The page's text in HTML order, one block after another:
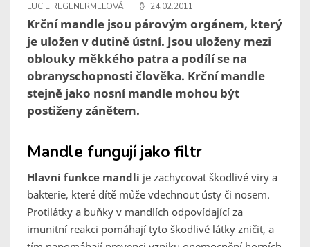
LUCIE REGENERMELOVÁ 24.02.2011
Krční mandle jsou párovým orgánem, který
je uložen v dutině ústní. Jsou uloženy mezi
oblouky měkkého patra a podílí se na
obranyschopnosti člověka. Krční mandle
stejně jako nosní mandle mohou být
postiženy zánětem.
Mandle fungují jako filtr
Hlavní funkce mandlí je zachycovat škodlivé viry a
bakterie, které dítě může vdechnout ústy či nosem.
Protilátky a buňky v mandlích odpovídající za
imunitní reakci pomáhají tyto škodlivé látky zničit, a